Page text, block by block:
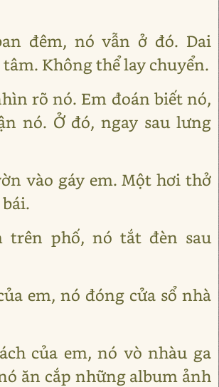
đêm, nó vẫn ở đó. Dai
Không thể lay chuyển.
rõ nó. Em đoán biết nó,
nó. Ở đó, ngay sau lưng
vào gáy em. Một hơi thở
trên phố, nó tắt đèn sau
em, nó đóng cửa sổ nhà
của em, nó vò nhàu ga
ăn cắp những album ảnh